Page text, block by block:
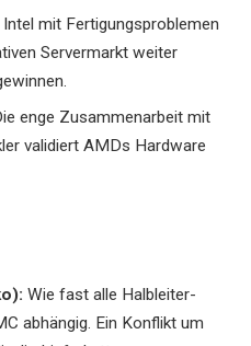
Intel mit Fertigungsproblemen
Servermarkt weiter
enge Zusammenarbeit mit
validiert AMDs Hardware
Wie fast alle Halbleiter-
abhängig. Ein Konflikt um